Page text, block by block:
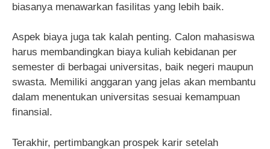
biasanya menawarkan fasilitas yang lebih baik.
Aspek biaya juga tak kalah penting. Calon mahasiswa
harus membandingkan biaya kuliah kebidanan per
semester di berbagai universitas, baik negeri maupun
swasta. Memiliki anggaran yang jelas akan membantu
dalam menentukan universitas sesuai kemampuan
finansial.
Terakhir, pertimbangkan prospek karir setelah